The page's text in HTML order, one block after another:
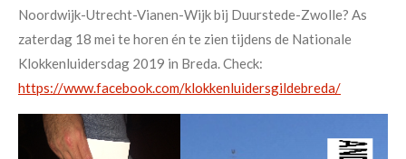
Noordwijk-Utrecht-Vianen-Wijk bij Duurstede-Zwolle? As
zaterdag 18 mei te horen én te zien tijdens de Nationale
Klokkenluidersdag 2019 in Breda. Check:
https://www.facebook.com/klokkenluidersgildebreda/